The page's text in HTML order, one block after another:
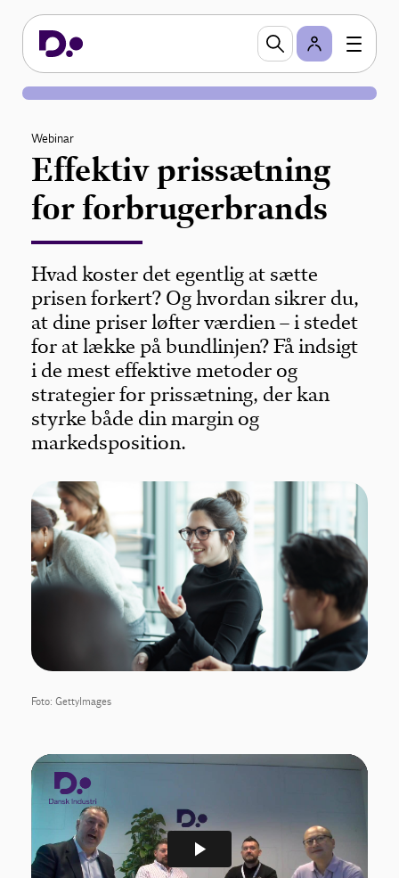
Webinar
Effektiv prissætning
for forbrugerbrands
Hvad koster det egentlig at sætte
prisen forkert? Og hvordan sikrer du,
at dine priser løfter værdien – i stedet
for at lække på bundlinjen? Få indsigt
i de mest effektive metoder og
strategier for prissætning, der kan
styrke både din margin og
markedsposition.
Foto: GettyImages